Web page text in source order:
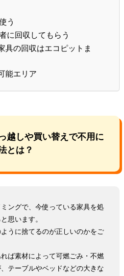
う
に回収してもらう
具の回収はエコピットま
能エリア
越しや買い替えで不用に
とは？
ングで、今使っている家具を処
思います。
うに捨てるのが正しいのかをご
ば素材によって可燃ごみ・不燃
テーブルやベッドなどの大きな